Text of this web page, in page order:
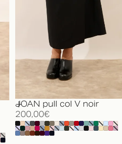
JOAN pull col V noir
200,00€